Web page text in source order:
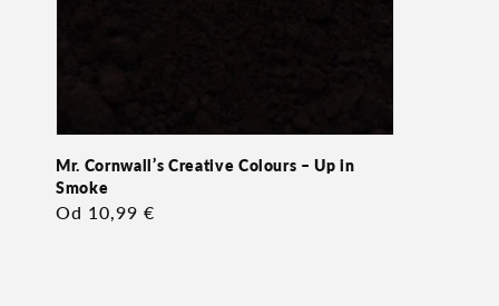
Mr. Cornwall’s Creative Colours – Up in
Smoke
Redna
Od 10,99 €